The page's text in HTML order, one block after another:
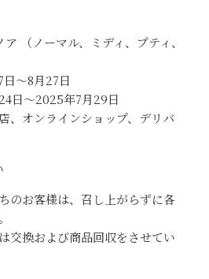
（ノーマル、ミディ、プティ、
～8月27日
日～2025年7月29日
、オンラインショップ、デリバ
のお客様は、召し上がらずに各
交換および商品回収をさせてい